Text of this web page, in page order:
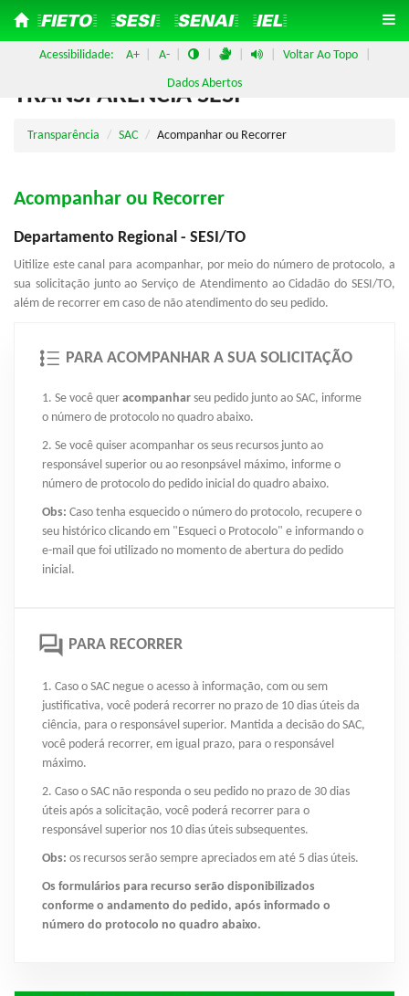
=FIETO= =SESI= =SENAI= =IEL=
Acessibilidade:
Menu
A+ A- Voltar Ao Topo
Dados Abertos
TRANSPARÊNCIA SESI
Transparência SAC Acompanhar ou Recorrer
Acompanhar ou Recorrer
Departamento Regional - SESI/TO
Uitilize este canal para acompanhar, por meio do número de protocolo, a
sua solicitação junto ao Serviço de Atendimento ao Cidadão do SESI/TO,
além de recorrer em caso de não atendimento do seu pedido.
PARA ACOMPANHAR A SUA SOLICITAÇÃO
1. Se você quer acompanhar seu pedido junto ao SAC, informe
o número de protocolo no quadro abaixo.
2. Se você quiser acompanhar os seus recursos junto ao
responsável superior ou ao resonpsável máximo, informe o
número de protocolo do pedido inicial do quadro abaixo.
Obs: Caso tenha esquecido o número do protocolo, recupere o
seu histórico clicando em "Esqueci o Protocolo" e informando o
e-mail que foi utilizado no momento de abertura do pedido
inicial.
PARA RECORRER
1. Caso o SAC negue o acesso à informação, com ou sem
justificativa, você poderá recorrer no prazo de 10 dias úteis da
ciência, para o responsável superior. Mantida a decisão do SAC,
você poderá recorrer, em igual prazo, para o responsável
máximo.
2. Caso o SAC não responda o seu pedido no prazo de 30 dias
úteis após a solicitação, você poderá recorrer para o
responsável superior nos 10 dias úteis subsequentes.
Obs: os recursos serão sempre apreciados em até 5 dias úteis.
Os formulários para recurso serão disponibilizados
conforme o andamento do pedido, após informado o
número do protocolo no quadro abaixo.